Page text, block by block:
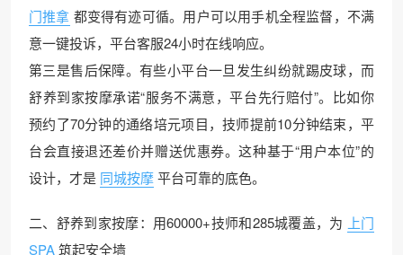
门推拿 都变得有迹可循。用户可以用手机全程监督，不满
意一键投诉，平台客服24小时在线响应。
第三是售后保障。有些小平台一旦发生纠纷就踢皮球，而
舒养到家按摩承诺“服务不满意，平台先行赔付”。比如你
预约了70分钟的通络培元项目，技师提前10分钟结束，平
台会直接退还差价并赠送优惠券。这种基于“用户本位”的
设计，才是 同城按摩平台可靠的底色。
二、舒养到家按摩：用60000+技师和285城覆盖，为 上门
SPA筑起安全墙